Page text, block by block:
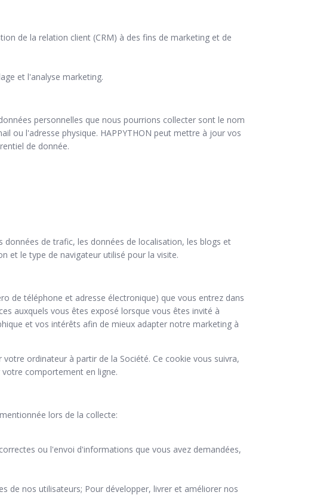
de la relation client (CRM) à des fins de marketing et de
et l'analyse marketing.
personnelles que nous pourrions collecter sont le nom
ou l'adresse physique. HAPPYTHON peut mettre à jour vos
de donnée.
de trafic, les données de localisation, les blogs et
et le type de navigateur utilisé pour la visite.
de téléphone et adresse électronique) que vous entrez dans
auxquels vous êtes exposé lorsque vous êtes invité à
et vos intérêts afin de mieux adapter notre marketing à
ordinateur à partir de la Société. Ce cookie vous suivra,
comportement en ligne.
lors de la collecte:
ou l'envoi d'informations que vous avez demandées,
de nos utilisateurs; Pour développer, livrer et améliorer nos